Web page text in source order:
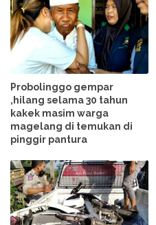
Probolinggo gempar
,hilang selama 30 tahun
kakek masim warga
magelang di temukan di
pinggir pantura